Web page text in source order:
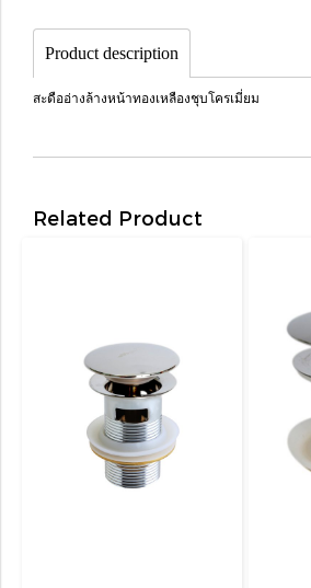
Product description
สะดืออ่างล้างหน้าทองเหลืองชุบโครเมี่ยม
Related Product